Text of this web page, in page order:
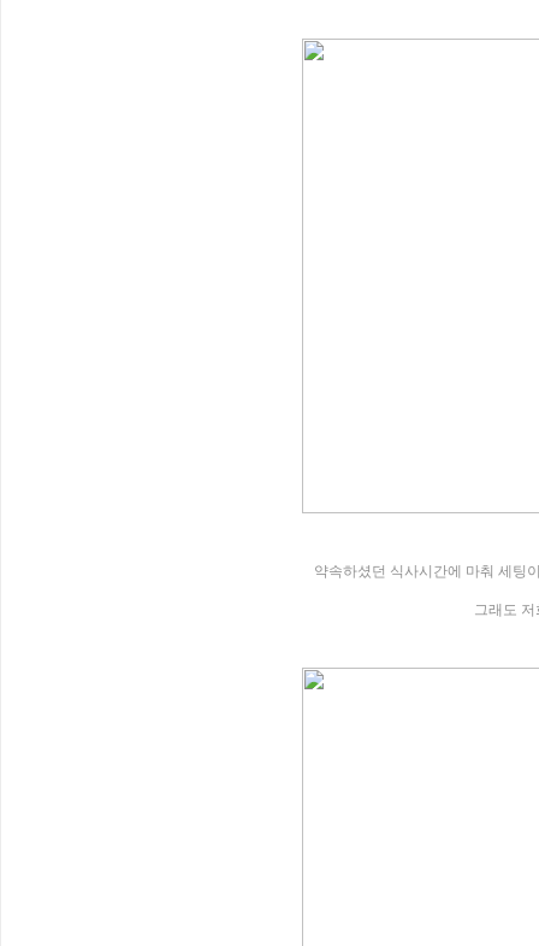
약속하셨던 식사시간에 마춰 세팅
그래도